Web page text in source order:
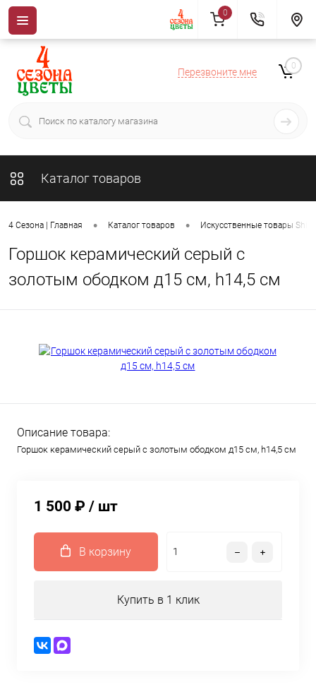
Перезвоните мне
0
Каталог товаров
4 Сезона | Главная • Каталог товаров • Искусственные товары
Горшок керамический серый с
золотым ободком д15 см, h14,5 см
Описание товара:
Горшок керамический серый с золотым ободком д15 см, h14,5 см
1 500 ₽ / шт
В корзину
Купить в 1 клик
0